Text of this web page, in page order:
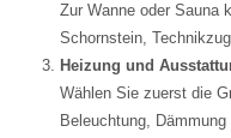
Zur Wanne oder Sauna
Schornstein,
Heizung und
Wählen Sie zuerst die
Beleuchtung, Dämmung